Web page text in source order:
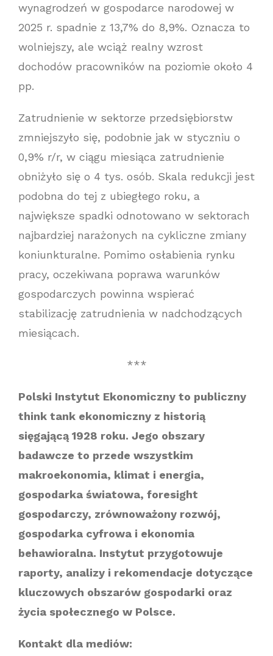
wynagrodzeń w gospodarce narodowej w
2025 r. spadnie z 13,7% do 8,9%. Oznacza to
wolniejszy, ale wciąż realny wzrost
dochodów pracowników na poziomie około 4
pp.
Zatrudnienie w sektorze przedsiębiorstw
zmniejszyło się, podobnie jak w styczniu o
0,9% r/r, w ciągu miesiąca zatrudnienie
obniżyło się o 4 tys. osób. Skala redukcji jest
podobna do tej z ubiegłego roku, a
największe spadki odnotowano w sektorach
najbardziej narażonych na cykliczne zmiany
koniunkturalne. Pomimo osłabienia rynku
pracy, oczekiwana poprawa warunków
gospodarczych powinna wspierać
stabilizację zatrudnienia w nadchodzących
miesiącach.
***
Polski Instytut Ekonomiczny to publiczny
think tank ekonomiczny z historią
sięgającą 1928 roku. Jego obszary
badawcze to przede wszystkim
makroekonomia, klimat i energia,
gospodarka światowa, foresight
gospodarczy, zrównoważony rozwój,
gospodarka cyfrowa i ekonomia
behawioralna. Instytut przygotowuje
raporty, analizy i rekomendacje dotyczące
kluczowych obszarów gospodarki oraz
życia społecznego w Polsce.
Kontakt dla mediów: